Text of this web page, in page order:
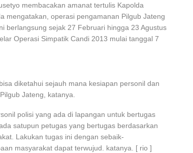
membacakan amanat tertulis Kapolda
mengatakan, operasi pengamanan Pilgub Jateng
berlangsung sejak 27 Februari hingga 23 Agustus
Operasi Simpatik Candi 2013 mulai tanggal 7
diketahui sejauh mana kesiapan personil dan
Jateng, katanya.
polisi yang ada di lapangan untuk bertugas
satupun petugas yang bertugas berdasarkan
Lakukan tugas ini dengan sebaik-
masyarakat dapat terwujud katanya. [ rio ]